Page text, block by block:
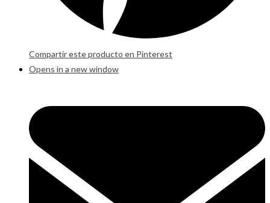
Compartir este producto en Pinterest
Opens in a new window